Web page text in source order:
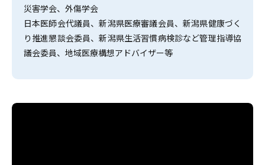
災害学会、外傷学会
日本医師会代議員、新潟県医療審議会員、新潟県健康づく
り推進懇談会委員、新潟県生活習慣病検診など管理指導協
議会委員、地域医療構想アドバイザー等